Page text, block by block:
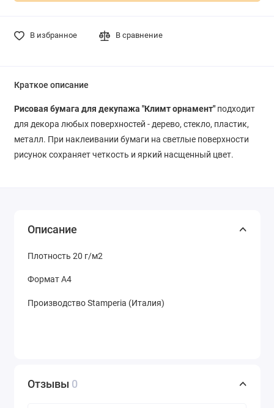
В избранное В сравнение
Краткое описание
Рисовая бумага для декупажа "Климт орнамент"подходит
для декора любых поверхностей - дерево, стекло, пластик,
металл. При наклеивании бумаги на светлые поверхности
рисунок сохраняет четкость и яркий насщенный цвет.
Описание
Плотность 20 г/м2
Формат А4
Производство Stamperia (Италия)
Отзывы 0